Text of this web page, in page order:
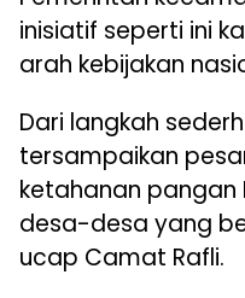
inisiatif seperti ini
arah kebijakan
Dari langkah
tersampaikan
ketahanan pangan
desa-desa yang
ucap Camat Rafli.